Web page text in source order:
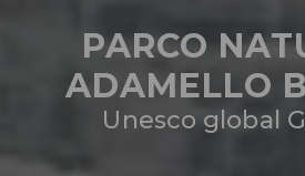
PARCO
ADAMELLO
Unesco global